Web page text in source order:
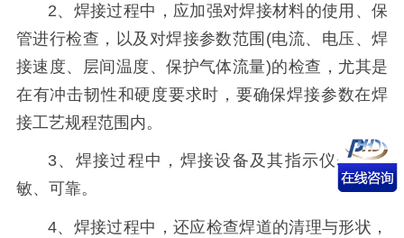
2、焊接过程中，应加强对焊接材料的使用、保
管进行检查，以及对焊接参数范围(电流、电压、焊
接速度、层间温度、保护气体流量)的检查，尤其是
在有冲击韧性和硬度要求时，要确保焊接参数在焊
接工艺规程范围内。
3、焊接过程中，焊接设备及其指示仪表应灵
敏、可靠。
4、焊接过程中，还应检查焊道的清理与形状，